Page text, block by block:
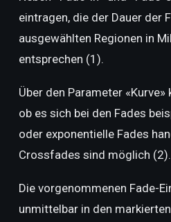
eintragen, die der Dauer der
ausgewählten Regionen in
entsprechen (1).
Über den Parameter
ob es sich bei den Fades
oder exponentielle Fades
Crossfades sind möglich (2).
Die vorgenommenen Fade-
unmittelbar in den